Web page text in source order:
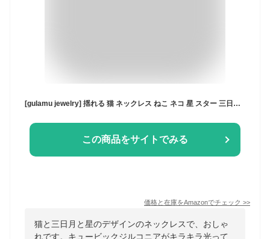
[gulamu jewelry] 揺れる 猫 ネックレス ねこ ネコ 星 スター 三日月 ムーン ネックレス ギフト 誕生日 記念日 プレゼント 女性 彼女 妻 娘 アクセサリー
この商品をサイトでみる
価格と在庫をAmazonでチェック >>
猫と三日月と星のデザインのネックレスで、おしゃ
れです。キュービックジルコニアがキラキラ光って